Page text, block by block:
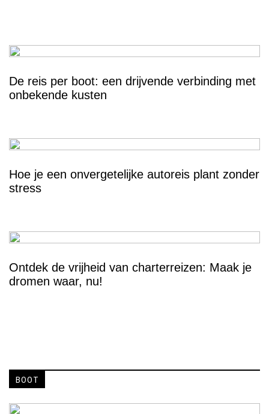
De reis per boot: een drijvende verbinding met
onbekende kusten
Hoe je een onvergetelijke autoreis plant zonder
stress
Ontdek de vrijheid van charterreizen: Maak je
dromen waar, nu!
BOOT